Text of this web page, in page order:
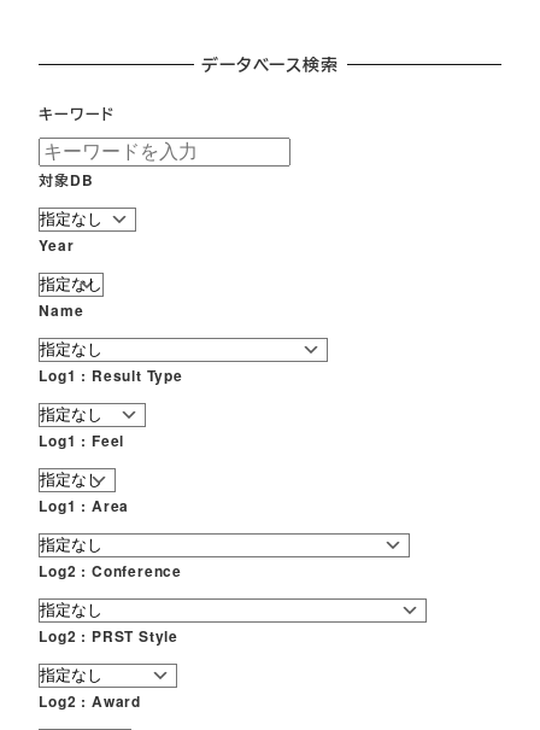
データベース検索
キーワード
対象DB
Year
Name
Log1 : Result Type
Log1 : Feel
Log1 : Area
Log2 : Conference
Log2 : PRST Style
Log2 : Award